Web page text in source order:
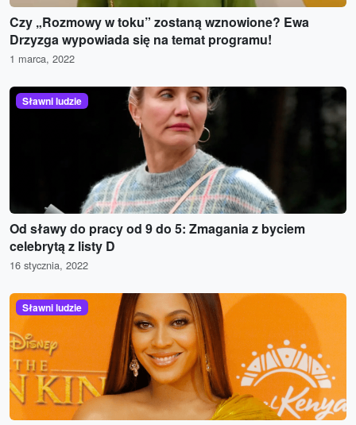
Czy „Rozmowy w toku” zostaną wznowione? Ewa
Drzyzga wypowiada się na temat programu!
1 marca, 2022
Sławni ludzie
Od sławy do pracy od 9 do 5: Zmagania z byciem
celebrytą z listy D
16 stycznia, 2022
Sławni ludzie